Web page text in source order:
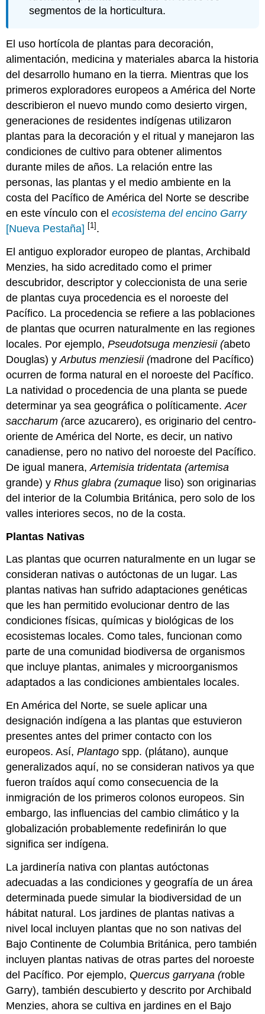
segmentos de la horticultura.
El uso hortícola de plantas para decoración,
alimentación, medicina y materiales abarca la historia
del desarrollo humano en la tierra. Mientras que los
primeros exploradores europeos a América del Norte
describieron el nuevo mundo como desierto virgen,
generaciones de residentes indígenas utilizaron
plantas para la decoración y el ritual y manejaron las
condiciones de cultivo para obtener alimentos
durante miles de años. La relación entre las
personas, las plantas y el medio ambiente en la
costa del Pacífico de América del Norte se describe
en este vínculo con elecosistema del encino Garry
[Nueva Pestaña] [1] .
El antiguo explorador europeo de plantas, Archibald
Menzies, ha sido acreditado como el primer
descubridor, descriptor y coleccionista de una serie
de plantas cuya procedencia es el noroeste del
Pacífico. La procedencia se refiere a las poblaciones
de plantas que ocurren naturalmente en las regiones
locales. Por ejemplo,Pseudotsuga menziesii (abeto
Douglas) yArbutus menziesii (madrone del Pacífico)
ocurren de forma natural en el noroeste del Pacífico.
La natividad o procedencia de una planta se puede
determinar ya sea geográfica o políticamente.Acer
saccharum (arce azucarero), es originario del centro-
oriente de América del Norte, es decir, un nativo
canadiense, pero no nativo del noroeste del Pacífico.
De igual manera,Artemisiatridentata (artemisa
grande) yRhus glabra (zumaque liso) son originarias
del interior de la Columbia Británica, pero solo de los
valles interiores secos, no de la costa.
Plantas Nativas
Las plantas que ocurren naturalmente en un lugar se
consideran nativas o autóctonas de un lugar. Las
plantas nativas han sufrido adaptaciones genéticas
que les han permitido evolucionar dentro de las
condiciones físicas, químicas y biológicas de los
ecosistemas locales. Como tales, funcionan como
parte de una comunidad biodiversa de organismos
que incluye plantas, animales y microorganismos
adaptados a las condiciones ambientales locales.
En América del Norte, se suele aplicar una
designación indígena a las plantas que estuvieron
presentes antes del primer contacto con los
europeos. Así,Plantago spp. (plátano), aunque
generalizados aquí, no se consideran nativos ya que
fueron traídos aquí como consecuencia de la
inmigración de los primeros colonos europeos. Sin
embargo, las influencias del cambio climático y la
globalización probablemente redefinirán lo que
significa ser indígena.
La jardinería nativa con plantas autóctonas
adecuadas a las condiciones y geografía de un área
determinada puede simular la biodiversidad de un
hábitat natural. Los jardines de plantas nativas a
nivel local incluyen plantas que no son nativas del
Bajo Continente de Columbia Británica, pero también
incluyen plantas nativas de otras partes del noroeste
del Pacífico. Por ejemplo, Quercus garryana (roble
Garry), también descubierto y descrito por Archibald
Menzies, ahora se cultiva en jardines en el Bajo